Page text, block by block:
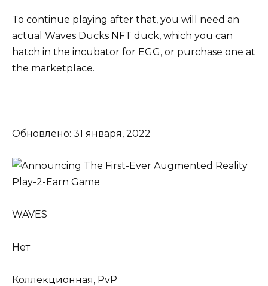
To continue playing after that, you will need an
actual Waves Ducks NFT duck, which you can
hatch in the incubator for EGG, or purchase one at
the marketplace.
Обновлено: 31 января, 2022
WAVES
Нет
Коллекционная, PvP